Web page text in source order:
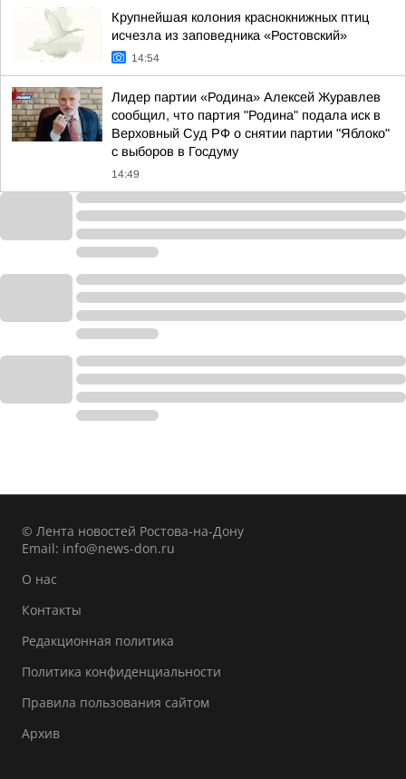
Крупнейшая колония краснокнижных птиц
исчезла из заповедника «Ростовский»
14:54
Лидер партии «Родина» Алексей Журавлев
сообщил, что партия "Родина" подала иск в
Верховный Суд РФ о снятии партии "Яблоко"
с выборов в Госдуму
14:49
© Лента новостей Ростова-на-Дону
Email: info@news-don.ru
О нас
Контакты
Редакционная политика
Политика конфиденциальности
Правила пользования сайтом
Архив